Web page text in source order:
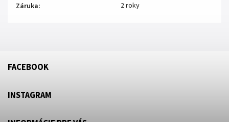
Záruka: 2 roky
FACEBOOK
INSTAGRAM